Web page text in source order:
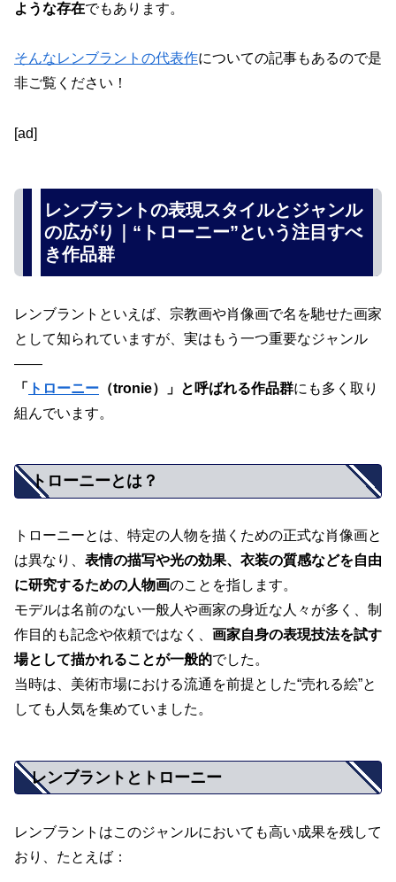
ような存在でもあります。
そんなレンブラントの代表作についての記事もあるので是
非ご覧ください！
[ad]
レンブラントの表現スタイルとジャンル
の広がり｜“トローニー”という注目すべ
き作品群
レンブラントといえば、宗教画や肖像画で名を馳せた画家
として知られていますが、実はもう一つ重要なジャンル
――
「
トローニー （tronie）」と呼ばれる作品群にも多く取り
組んでいます。
トローニーとは？
トローニーとは、特定の人物を描くための正式な肖像画と
は異なり、 表情の描写や光の効果、衣装の質感などを自由
に研究するための人物画のことを指します。
モデルは名前のない一般人や画家の身近な人々が多く、制
作目的も記念や依頼ではなく、 画家自身の表現技法を試す
場として描かれることが一般的でした。
当時は、美術市場における流通を前提とした“売れる絵”と
しても人気を集めていました。
レンブラントとトローニー
レンブラントはこのジャンルにおいても高い成果を残して
おり、たとえば：